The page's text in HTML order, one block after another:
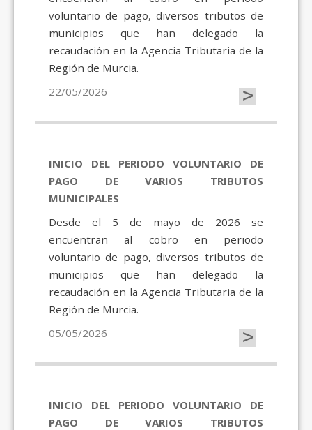
voluntario de pago, diversos tributos de
municipios que han delegado la
recaudación en la Agencia Tributaria de la
Región de Murcia.
22/05/2026
>
INICIO DEL PERIODO VOLUNTARIO DE
PAGO DE VARIOS TRIBUTOS
MUNICIPALES
Desde el 5 de mayo de 2026 se
encuentran al cobro en periodo
voluntario de pago, diversos tributos de
municipios que han delegado la
recaudación en la Agencia Tributaria de la
Región de Murcia.
05/05/2026
>
INICIO DEL PERIODO VOLUNTARIO DE
PAGO DE VARIOS TRIBUTOS